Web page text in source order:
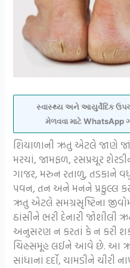
સ્વાસ્થ્ય અને આયુર્વેદિક
મેળવવા માટે WhatsApp
શિયાળાની ઋતુ એટલે જાણે
મરચાં, જામફળ, રસપ્રચૂર
ગાજર, મરુન રતાળુ, તડકાને
પવન, તન અને મનને પ્રફુલ્લ
ઋતુ એટલે સમગ્રસૃષ્ટિના
ઠાંસીને ભરી દેનારી
અનુસરણ ન કરતાં કે ન કરી
ચિહ્નસમૂહ લઈને આવે છે. આ
સાંધાનાં દર્દો, ચામડીને ચીરી